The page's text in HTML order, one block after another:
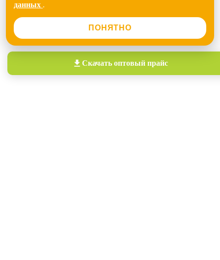
данных .
ПОНЯТНО
Скачать оптовый прайс